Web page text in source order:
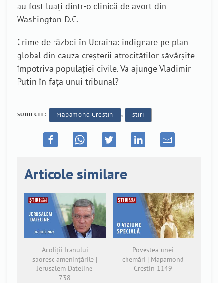
au fost luați dintr-o clinică de avort din
Washington D.C.
Crime de război în Ucraina: indignare pe plan
global din cauza creșterii atrocităților săvârșite
împotriva populației civile. Va ajunge Vladimir
Putin în fața unui tribunal?
SUBIECTE: Mapamond Crestin , stiri
Articole similare
Acoliții Iranului
sporesc amenințările |
Jerusalem Dateline
738
Povestea unei
chemări | Mapamond
Creștin 1149